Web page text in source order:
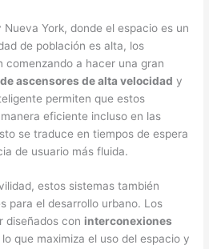
York, donde el espacio es un
de población es alta, los
comenzando a hacer una gran
ascensores de alta velocidad y
permiten que estos
eficiente incluso en las
se traduce en tiempos de espera
de usuario más fluida.
estos sistemas también
para el desarrollo urbano. Los
diseñados con interconexiones
que maximiza el uso del espacio y